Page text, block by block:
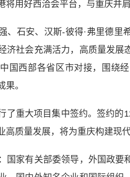
将用好西洽会平台，与重庆并
石安、汉斯-彼得·弗里德里
济社会充满活力，高质量发
国西部各省区市对接，围绕
。
重大项目集中签约。签约的
高质量发展，将为重庆构建现
家有关部委领导，外国政要